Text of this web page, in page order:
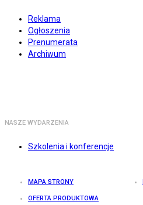
Reklama
Ogłoszenia
Prenumerata
Archiwum
NASZE WYDARZENIA
Szkolenia i konferencje
MAPA STRONY
OFERTA PRODUKTOWA